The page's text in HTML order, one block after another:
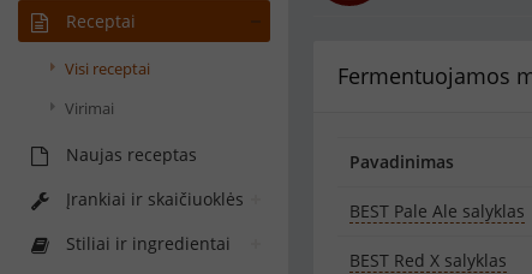
Receptai
Visi receptai
Virimai
Naujas receptas
Įrankiai ir skaičiuoklės
Stiliai ir ingredientai
Fermentuojamos
Pavadinimas
BEST Pale Ale salyklas
BEST Red X salyklas